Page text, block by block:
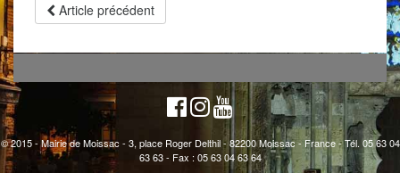
Article précédent
© 2015 - Mairie de Moissac - 3, place Roger Delthil - 82200 Moissac - France - Tél. 05 63 04
63 63 - Fax : 05 63 04 63 64